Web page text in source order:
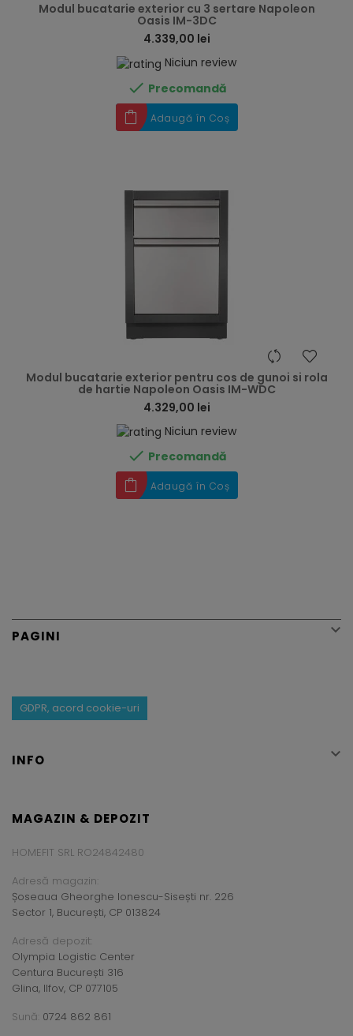
Modul bucatarie exterior cu 3 sertare Napoleon
Oasis IM-3DC
4.339,00 lei
Niciun review
 Precomandă
Adaugă în Coș
Modul bucatarie exterior pentru cos de gunoi si rola
de hartie Napoleon Oasis IM-WDC
4.329,00 lei
Niciun review
 Precomandă
Adaugă în Coș
PAGINI 
GDPR, acord cookie-uri
INFO 
MAGAZIN & DEPOZIT
HOMEFIT SRL RO24842480
Adresă magazin:
Șoseaua Gheorghe Ionescu-Sisești nr. 226
Sector 1, București, CP 013824
Adresă depozit:
Olympia Logistic Center
Centura București 316
Glina, Ilfov, CP 077105
Sună: 0724 862 861